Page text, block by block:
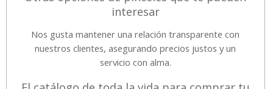
interesar
Nos gusta mantener una relación transparente con
nuestros clientes, asegurando precios justos y un
servicio con alma.